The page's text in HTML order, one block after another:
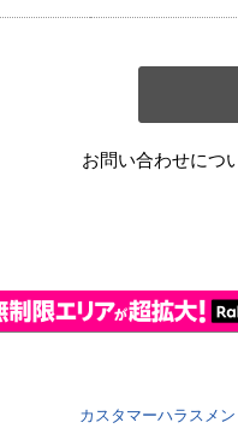
お問い合わせにつ
カスタマーハラスメ